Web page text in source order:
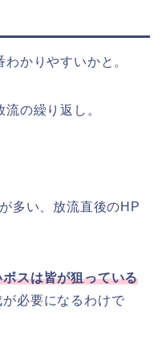
かりやすいかと。
の繰り返し。
多い、放流直後のHP
スは皆が狙っている
必要になるわけで